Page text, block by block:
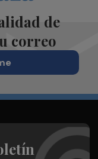
de
correo